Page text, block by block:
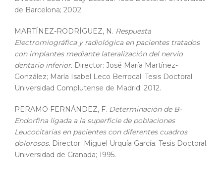
de Barcelona; 2002.
MARTÍNEZ-RODRÍGUEZ, N. Respuesta
Electromiográfica y radiológica en pacientes tratados
con implantes mediante lateralización del nervio
dentario inferior. Director: José María Martínez-
González; María Isabel Leco Berrocal. Tesis Doctoral.
Universidad Complutense de Madrid; 2012.
PERAMO FERNÁNDEZ, F. Determinación de B-
Endorfina ligada a la superficie de poblaciones
Leucocitarias en pacientes con diferentes cuadros
dolorosos. Director: Miguel Urquía García. Tesis Doctoral.
Universidad de Granada; 1995.